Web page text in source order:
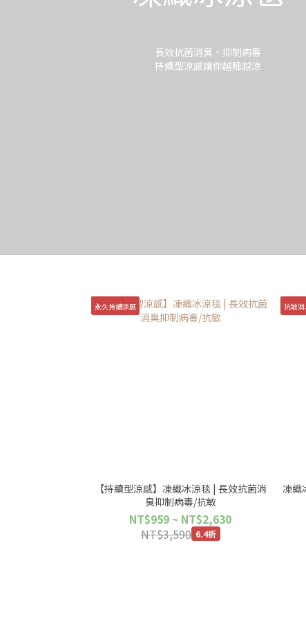
長效抗菌消臭、抑制病毒
持續型涼感讓你越睡越涼
永久持續涼感
【持續型涼感】凍織冰涼毯 | 長效抗菌消
臭抑制病毒/抗敏
NT$959 ~ NT$2,630
NT$3,590 6.4折
抗敏
凍織